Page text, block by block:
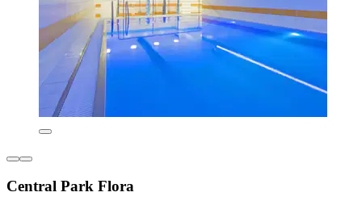
Central Park Flora